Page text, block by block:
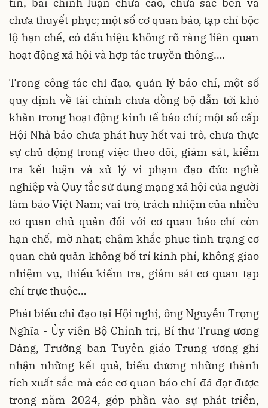
tin, bài chính luận chưa cao, chưa sắc bén và
chưa thuyết phục; một số cơ quan báo, tạp chí bộc
lộ hạn chế, có dấu hiệu không rõ ràng liên quan
hoạt động xã hội và hợp tác truyền thông….
Trong công tác chỉ đạo, quản lý báo chí, một số
quy định về tài chính chưa đồng bộ dẫn tới khó
khăn trong hoạt động kinh tế báo chí; một số cấp
Hội Nhà báo chưa phát huy hết vai trò, chưa thực
sự chủ động trong việc theo dõi, giám sát, kiểm
tra kết luận và xử lý vi phạm đạo đức nghề
nghiệp và Quy tắc sử dụng mạng xã hội của người
làm báo Việt Nam; vai trò, trách nhiệm của nhiều
cơ quan chủ quản đối với cơ quan báo chí còn
hạn chế, mờ nhạt; chậm khắc phục tình trạng cơ
quan chủ quản không bố trí kinh phí, không giao
nhiệm vụ, thiếu kiểm tra, giám sát cơ quan tạp
chí trực thuộc…
Phát biểu chỉ đạo tại Hội nghị, ông Nguyễn Trọng
Nghĩa - Ủy viên Bộ Chính trị, Bí thư Trung ương
Đảng, Trưởng ban Tuyên giáo Trung ương ghi
nhận những kết quả, biểu dương những thành
tích xuất sắc mà các cơ quan báo chí đã đạt được
trong năm 2024, góp phần vào sự phát triển,